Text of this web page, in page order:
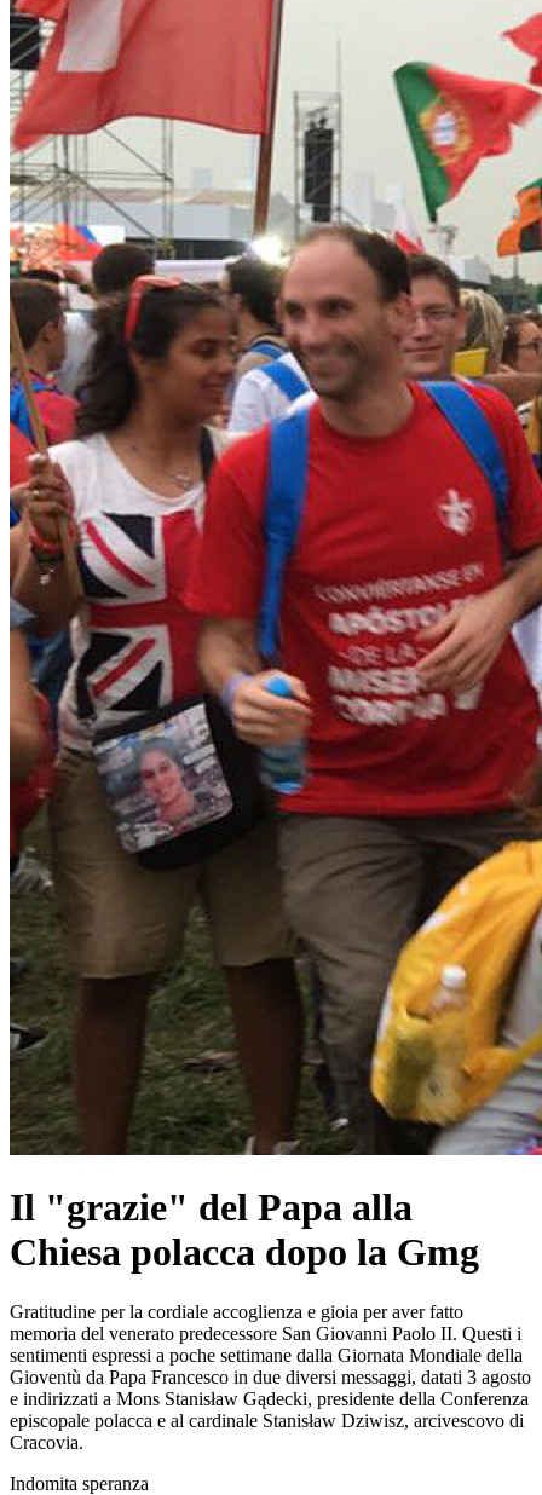
Il "grazie" del Papa alla
Chiesa polacca dopo la Gmg
Gratitudine per la cordiale accoglienza e gioia per aver fatto
memoria del venerato predecessore San Giovanni Paolo II. Questi i
sentimenti espressi a poche settimane dalla Giornata Mondiale della
Gioventù da Papa Francesco in due diversi messaggi, datati 3 agosto
e indirizzati a Mons Stanisław Gądecki, presidente della Conferenza
episcopale polacca e al cardinale Stanisław Dziwisz, arcivescovo di
Cracovia.
Indomita speranza